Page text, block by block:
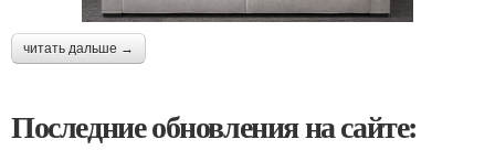
читать дальше →
Последние обновления на сайте: